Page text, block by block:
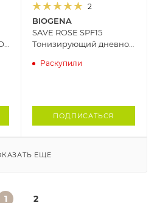
2
BIOGENA
SAVE ROSE SPF15
Тонизирующий дневной
куперозом BIOGENA, 50
Раскупили
ПОДПИСАТЬСЯ
ЕЩЕ
1 2